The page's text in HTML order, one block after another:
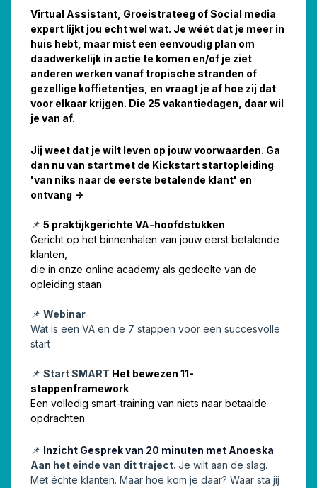
Virtual Assistant, Groeistrateeg of Social media
expert lijkt jou echt wel wat. Je wéét dat je meer in
huis hebt, maar mist een eenvoudig plan om
daadwerkelijk in actie te komen en/of je ziet
anderen werken vanaf tropische stranden of
gezellige koffietentjes, en vraagt je af hoe zij dat
voor elkaar krijgen. Die 25 vakantiedagen, daar wil
je van af.
Jij weet dat je wilt leven op jouw voorwaarden. Ga
dan nu van start met de Kickstart startopleiding
'van niks naar de eerste betalende klant' en
ontvang ->
📌 5 praktijkgerichte VA-hoofdstukken
Gericht op het binnenhalen van jouw eerst betalende
klanten,
die in onze online academy als gedeelte van de
opleiding staan
📌 Webinar
Wat is een VA en de 7 stappen voor een succesvolle
start
📌 Start SMART Het bewezen 11-
stappenframework
Een volledig smart-training van niets naar betaalde
opdrachten
📌 Inzicht Gesprek van 20 minuten met Anoeska
Aan het einde van dit traject. Je wilt aan de slag.
Met échte klanten. Maar hoe kom je daar? Waar sta jij